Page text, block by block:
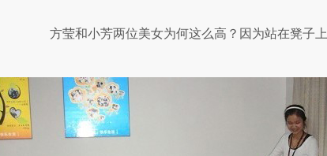
方莹和小芳两位美女为何这么高？因为站在凳子上